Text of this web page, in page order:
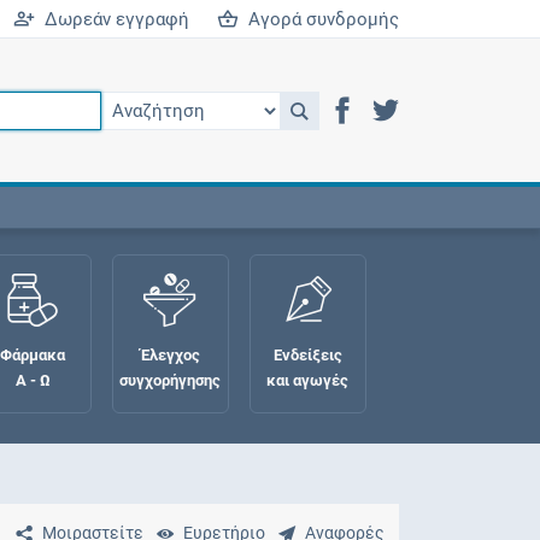
Δωρεάν εγγραφή Αγορά συνδρομής
Φάρμακα
Α - Ω
Έλεγχος
συγχορήγησης
Ενδείξεις
και αγωγές
Μοιραστείτε Ευρετήριο Αναφορές